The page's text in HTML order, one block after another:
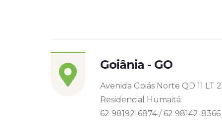
Goiânia - GO
Avenida Goiás Norte QD 11 LT
Residencial Humaitá
62 98192-6874 / 62 98142-8366